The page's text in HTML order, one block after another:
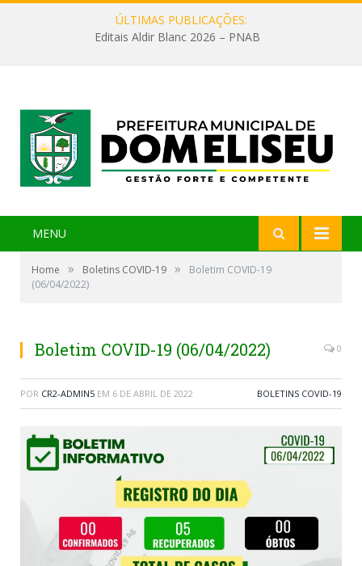
ÚLTIMAS PUBLICAÇÕES:
Editais Aldir Blanc 2026 – PNAB
MENU
Home » Boletins COVID-19 »
Boletim COVID-19
(06/04/2022)
Boletim COVID-19 (06/04/2022) 0
POR CR2-ADMIN5 EM 6 DE ABRIL DE 2022 BOLETINS COVID-19